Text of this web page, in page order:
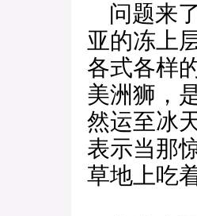
问题来
亚的冻上
各式各样
美洲狮，
然运至冰
表示当那
草地上吃